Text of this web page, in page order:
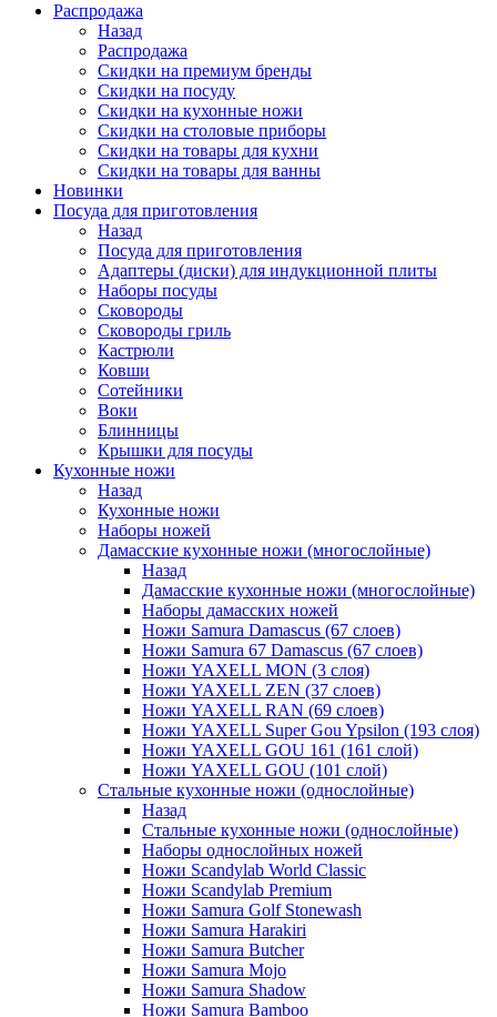
Распродажа
Назад
Распродажа
Скидки на премиум бренды
Скидки на посуду
Скидки на кухонные ножи
Скидки на столовые приборы
Скидки на товары для кухни
Скидки на товары для ванны
Новинки
Посуда для приготовления
Назад
Посуда для приготовления
Адаптеры (диски) для индукционной плиты
Наборы посуды
Сковороды
Сковороды гриль
Кастрюли
Ковши
Сотейники
Воки
Блинницы
Крышки для посуды
Кухонные ножи
Назад
Кухонные ножи
Наборы ножей
Дамасские кухонные ножи (многослойные)
Назад
Дамасские кухонные ножи (многослойные)
Наборы дамасских ножей
Ножи Samura Damascus (67 слоев)
Ножи Samura 67 Damascus (67 слоев)
Ножи YAXELL MON (3 слоя)
Ножи YAXELL ZEN (37 слоев)
Ножи YAXELL RAN (69 слоев)
Ножи YAXELL Super Gou Ypsilon (193 слоя)
Ножи YAXELL GOU 161 (161 слой)
Ножи YAXELL GOU (101 слой)
Стальные кухонные ножи (однослойные)
Назад
Стальные кухонные ножи (однослойные)
Наборы однослойных ножей
Ножи Scandylab World Classic
Ножи Scandylab Premium
Ножи Samura Golf Stonewash
Ножи Samura Harakiri
Ножи Samura Butcher
Ножи Samura Mojo
Ножи Samura Shadow
Ножи Samura Bamboo